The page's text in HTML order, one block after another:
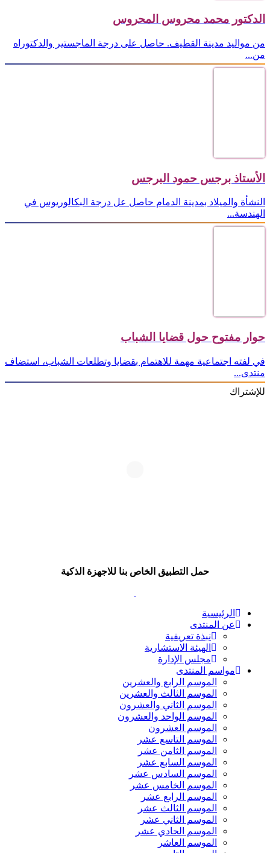
الدكتور محمد محروس المحروس
من مواليد مدينة القطيف. حاصل على درجة الماجستير والدكتوراه
من...
الأستاذ برجس حمود البرجس
النشأة والميلاد بمدينة الدمام حاصل عل درجة البكالوريوس في
الهندسة...
حوار مفتوح حول قضايا الشباب
في لفته اجتماعية مهمة للاهتمام بقضايا وتطلعات الشباب، استضاف
منتدى...
للإشتراك
حمل التطبيق الخاص بنا للاجهزة الذكية
الرئيسية
عن المنتدى
نبذة تعريفية
الهيئة الاستشارية
مجلس الإدارة
مواسم المنتدى
الموسم الرابع والعشرين
الموسم الثالث والعشرين
الموسم الثاني والعشرون
الموسم الواحد والعشرون
الموسم العشرون
الموسم التاسع عشر
الموسم الثامن عشر
الموسم السابع عشر
الموسم السادس عشر
الموسم الخامس عشر
الموسم الرابع عشر
الموسم الثالث عشر
الموسم الثاني عشر
الموسم الحادي عشر
الموسم العاشر